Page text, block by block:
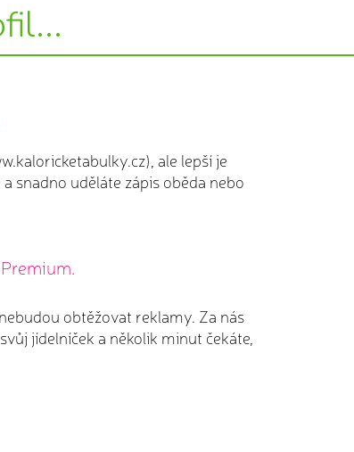
ale lepší je
snadno uděláte zápis oběda nebo
obtěžovat reklamy. Za nás
jídelníček a několik minut čekáte,